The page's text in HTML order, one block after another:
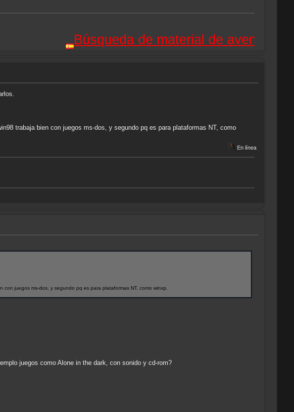
Búsqueda de material de aventuras
trabaja bien con juegos ms-dos, y segundo pq es para plataformas NT, como
En línea
juegos ms-dos, y segundo pq es para plataformas NT, como winxp.
juegos como Alone in the dark, con sonido y cd-rom?